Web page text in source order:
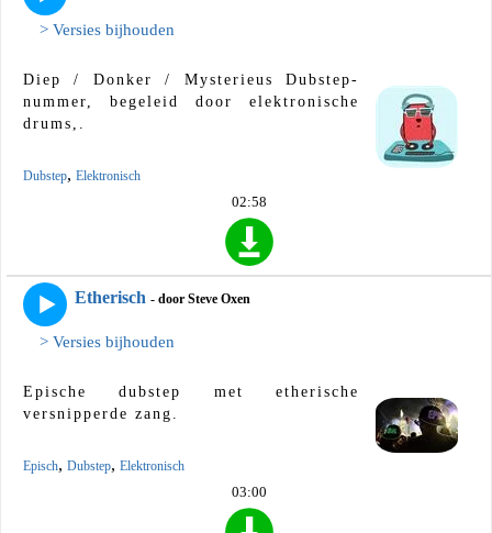
> Versies bijhouden
Diep / Donker / Mysterieus Dubstep-
nummer, begeleid door elektronische
drums,.
Dubstep, Elektronisch
02:58
Etherisch - door Steve Oxen
> Versies bijhouden
Epische dubstep met etherische
versnipperde zang.
Episch, Dubstep, Elektronisch
03:00